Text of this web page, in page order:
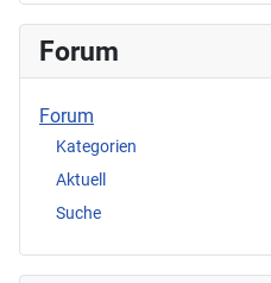
Forum
Forum
Kategorien
Aktuell
Suche